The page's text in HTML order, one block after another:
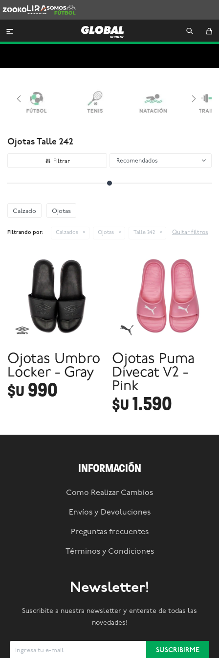
Lira
Somos
Futbol

Ojotas Talle 242
Recomendados
Calzado Ojotas
Filtrando por: Calzados Ojotas Talle 242 Quitar filtros
Ojotas Umbro
Locker - Gray
$U 990
Ojotas Puma
Divecat V2 -
Pink
$U 1.590
INFORMACIÓN
Como Realizar Cambios
Envíos y Devoluciones
Preguntas frecuentes
Términos y Condiciones
Newsletter!
Suscribite a nuestra newsletter y enterate de todas las
novedades!
SUSCRIBIRME